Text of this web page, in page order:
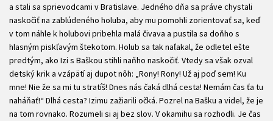
a stali sa sprievodcami v Bratislave. Jedného dňa sa práve chystali
naskočiť na zablúdeného holuba, aby mu pomohli zorientovať sa, keď
v tom náhle k holubovi pribehla malá čivava a pustila sa doňho s
hlasným piskľavým štekotom. Holub sa tak naľakal, že odletel ešte
predtým, ako Izi s Baškou stihli naňho naskočiť. Vtedy sa však ozval
detský krik a vzápätí aj dupot nôh: „Rony! Rony! Už aj poď sem! Ku
mne! Nie že sa mi tu stratíš! Dnes nás čaká dlhá cesta! Nemám čas ťa tu
naháňať!“ Dlhá cesta? Izimu zažiarili očká. Pozrel na Bašku a videl, že je
na tom rovnako. Rozumeli si aj bez slov. V okamihu sa rozhodli. Je čas